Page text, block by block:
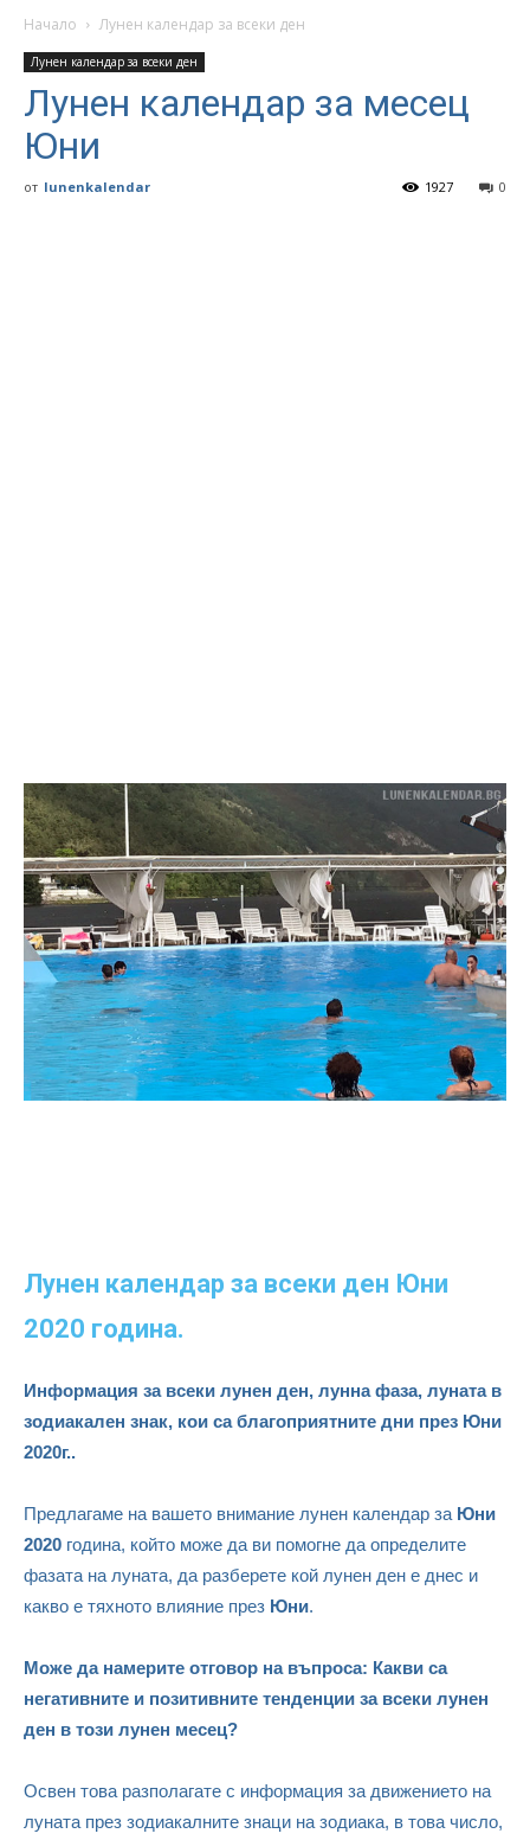
Начало Лунен календар за всеки ден
Лунен календар за всеки ден
Лунен календар за месец
Юни
от lunenkalendar 0
1927
Лунен календар за всеки ден Юни
2020 година.
Информация за всеки лунен ден, лунна фаза, луната в
зодиакален знак, кои са благоприятните дни през Юни
2020г..
Предлагаме на вашето внимание лунен календар за Юни
2020 година, който може да ви помогне да определите
фазата на луната, да разберете кой лунен ден е днес и
какво е тяхното влияние през Юни.
Може да намерите отговор на въпроса: Какви са
негативните и позитивните тенденции за всеки лунен
ден в този лунен месец?
Освен това разполагате с информация за движението на
луната през зодиакалните знаци на зодиака, в това число,